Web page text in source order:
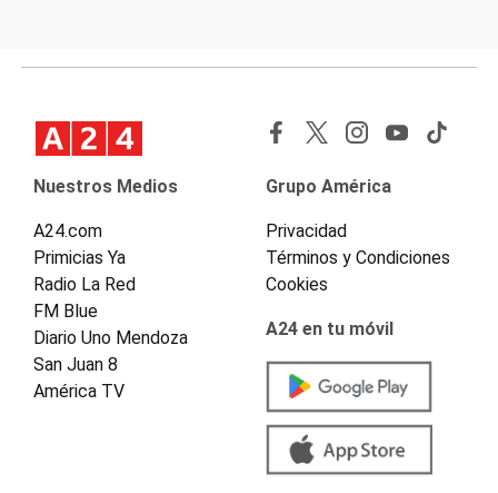
Nuestros Medios
A24.com
Primicias Ya
Radio La Red
FM Blue
Diario Uno Mendoza
San Juan 8
América TV
Grupo América
Privacidad
Términos y Condiciones
Cookies
A24 en tu móvil